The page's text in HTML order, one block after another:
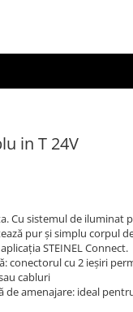
in T 24V
Cu sistemul de iluminat
pur și simplu corpul
STEINEL Connect.
conectorul cu 2 ieșiri
cabluri
de amenajare: ideal